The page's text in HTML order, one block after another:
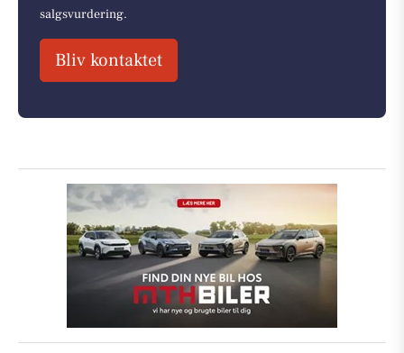
salgsvurdering.
Bliv kontaktet